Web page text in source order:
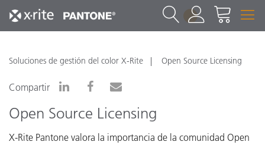
1
Soluciones de gestión del color X-Rite Open Source Licensing
Compartir
Open Source Licensing
X-Rite Pantone valora la importancia de la comunidad Open